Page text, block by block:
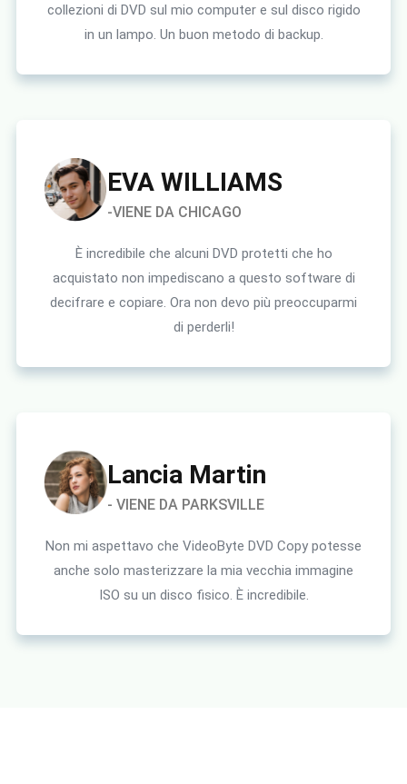
collezioni di DVD sul mio computer e sul disco rigido
in un lampo. Un buon metodo di backup.
EVA WILLIAMS
-VIENE DA CHICAGO
È incredibile che alcuni DVD protetti che ho
acquistato non impediscano a questo software di
decifrare e copiare. Ora non devo più preoccuparmi
di perderli!
Lancia Martin
- VIENE DA PARKSVILLE
Non mi aspettavo che VideoByte DVD Copy potesse
anche solo masterizzare la mia vecchia immagine
ISO su un disco fisico. È incredibile.